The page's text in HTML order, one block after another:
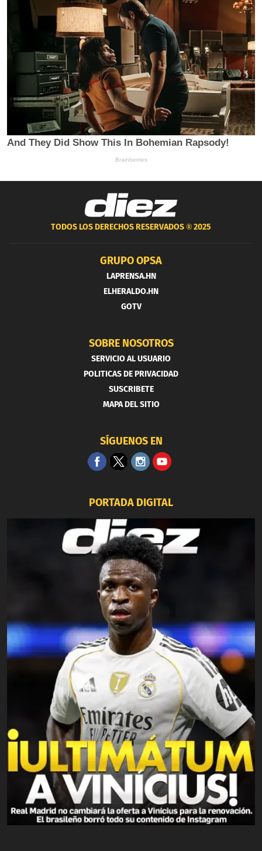
TODOS LOS DERECHOS RESERVADOS ®2025
GRUPO OPSA
LAPRENSA.HN
ELHERALDO.HN
GOTV
SOBRE NOSOTROS
SERVICIO AL USUARIO
POLITICAS DE PRIVACIDAD
SUSCRIBETE
MAPA DEL SITIO
SÍGUENOS EN
PORTADA DIGITAL